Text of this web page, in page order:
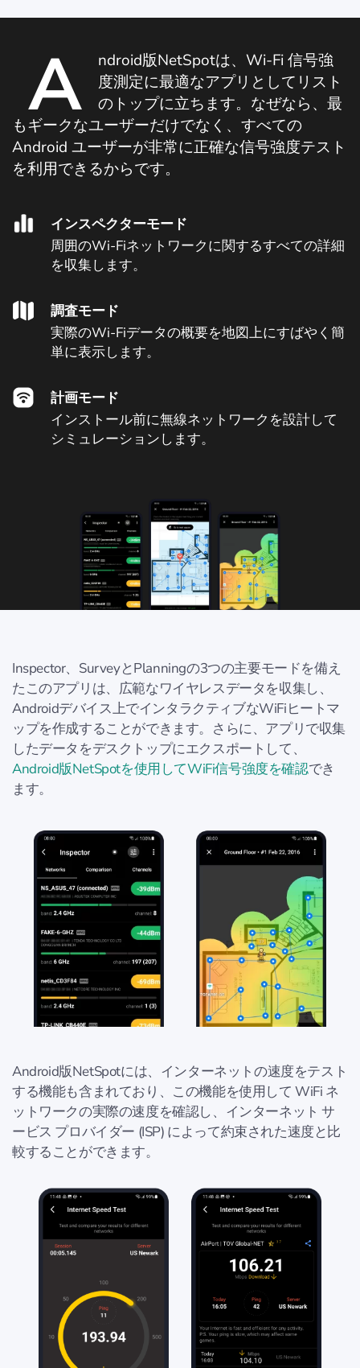
A
ndroid版NetSpotは、Wi-Fi 信号強
度測定に最適なアプリとしてリスト
のトップに立ちます。なぜなら、最
もギークなユーザーだけでなく、すべての
Android ユーザーが非常に正確な信号強度テスト
を利用できるからです。
インスペクターモード
周囲のWi-Fiネットワークに関するすべての詳細
を収集します。
調査モード
実際のWi-Fiデータの概要を地図上にすばやく簡
単に表示します。
計画モード
インストール前に無線ネットワークを設計して
シミュレーションします。
Inspector、SurveyとPlanningの3つの主要モードを備え
たこのアプリは、広範なワイヤレスデータを収集し、
Androidデバイス上でインタラクティブなWiFiヒートマ
ップを作成することができます。さらに、アプリで収集
したデータをデスクトップにエクスポートして、
Android版NetSpotを使用してWiFi信号強度を確認でき
ます。
Android版NetSpotには、インターネットの速度をテスト
する機能も含まれており、この機能を使用して WiFi ネ
ットワークの実際の速度を確認し、インターネット サ
ービス プロバイダー (ISP) によって約束された速度と比
較することができます。